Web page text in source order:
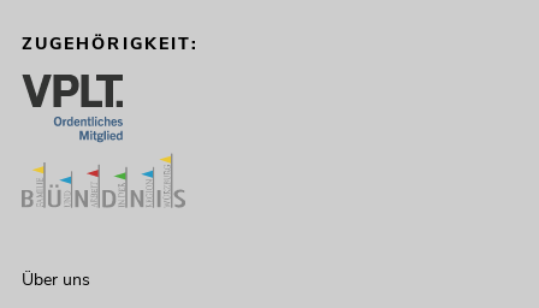
ZUGEHÖRIGKEIT:
Über uns